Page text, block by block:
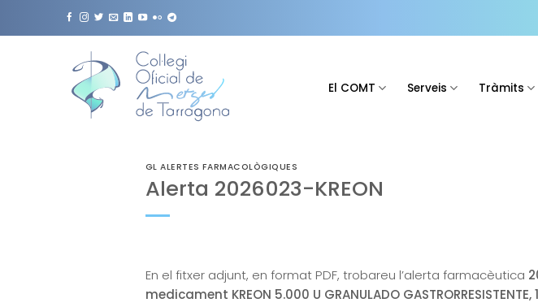
El COMT Serveis Tràmits
GL ALERTES FARMACOLÒGIQUES
Alerta 2026023-KREON
En el fitxer adjunt, en format PDF, trobareu l’alerta farmacèutica
medicament KREON 5.000 U GRANULADO